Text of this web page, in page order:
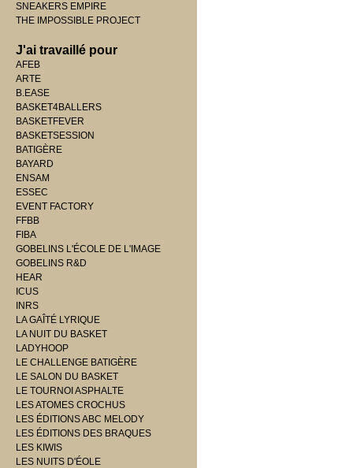
SNEAKERS EMPIRE
THE IMPOSSIBLE PROJECT
J'ai travaillé pour
AFEB
ARTE
B.EASE
BASKET4BALLERS
BASKETFEVER
BASKETSESSION
BATIGÈRE
BAYARD
ENSAM
ESSEC
EVENT FACTORY
FFBB
FIBA
GOBELINS L'ÉCOLE DE L'IMAGE
GOBELINS R&D
HEAR
ICUS
INRS
LA GAÎTÉ LYRIQUE
LA NUIT DU BASKET
LADYHOOP
LE CHALLENGE BATIGÈRE
LE SALON DU BASKET
LE TOURNOI ASPHALTE
LES ATOMES CROCHUS
LES ÉDITIONS ABC MELODY
LES ÉDITIONS DES BRAQUES
LES KIWIS
LES NUITS D'ÉOLE